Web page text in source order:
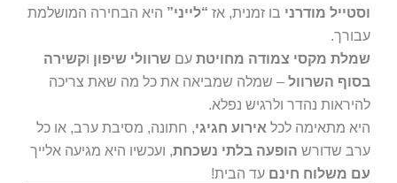
וסטייל מודרני בו זמנית, אז “לייני” היא הבחירה המושלמת
עבורך.
שמלת מקסי צמודה מחויטת עם שרוולי שיפון וקשירה
בסוף השרוול – שמלה שמביאה את כל מה שאת צריכה
להיראות נהדר ולרגיש נפלא.
היא מתאימה לכל אירוע חגיגי, חתונה, מסיבת ערב, או כל
ערב שדורש הופעה בלתי נשכחת, ועכשיו היא מגיעה אלייך
עם משלוח חינם עד הבית!